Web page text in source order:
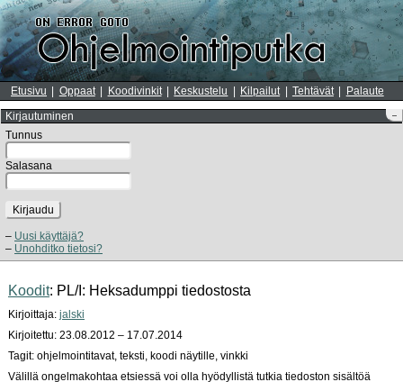
Etusivu Oppaat Koodivinkit Keskustelu Kilpailut Tehtävät Palaute
–
Kirjautuminen
Tunnus
Salasana
Kirjaudu
Uusi käyttäjä?
Unohditko tietosi?
Koodit: PL/I: Heksadumppi tiedostosta
Kirjoittaja: jalski
Kirjoitettu: 23.08.2012 – 17.07.2014
Tagit: ohjelmointitavat, teksti, koodi näytille, vinkki
Välillä ongelmakohtaa etsiessä voi olla hyödyllistä tutkia tiedoston sisältöä